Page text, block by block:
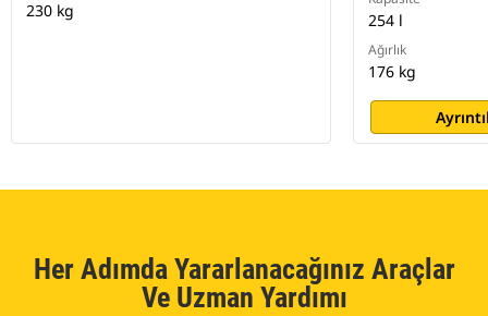
230 kg 254 l
Ağırlık
176 kg
Her Adımda Yararlanacağınız Araçlar
Ve Uzman Yardımı